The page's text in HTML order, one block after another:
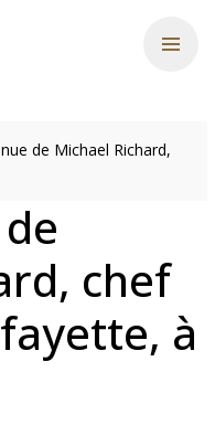
de Michael Richard,
chef
à